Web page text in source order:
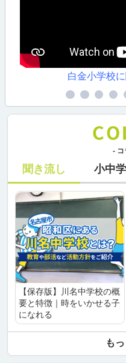
白金小学校
- コ
聞き流し 小中
【保存版】川名中学校の概
要と特徴｜時をいかせる子
になれる
も